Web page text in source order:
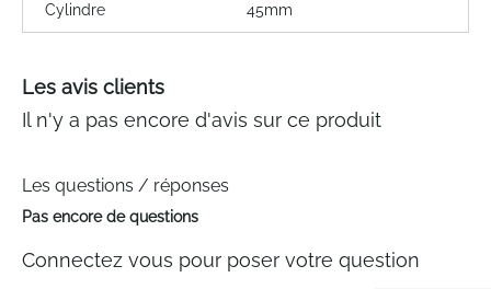
Cylindre 45mm
Les avis clients
Il n'y a pas encore d'avis sur ce produit
Les questions / réponses
Pas encore de questions
Connectez vous pour poser votre question